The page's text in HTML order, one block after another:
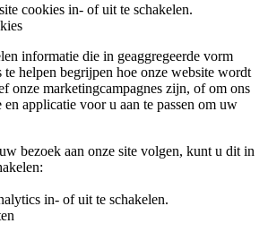
cookies in- of uit te schakelen.
informatie die in geaggregeerde vorm
helpen begrijpen hoe onze website wordt
onze marketingcampagnes zijn, of om ons
en applicatie voor u aan te passen om uw
bezoek aan onze site volgen, kunt u dit in
in- of uit te schakelen.